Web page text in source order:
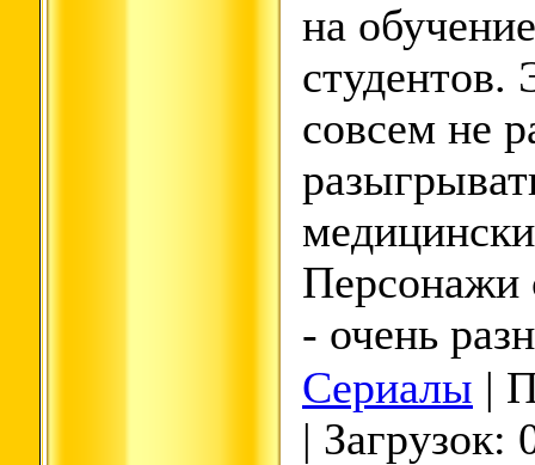
на
студентов.
совсем не
Персонажи
- очень
Сериалы |
| Загрузок: